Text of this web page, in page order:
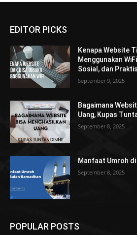
EDITOR PICKS
Kenapa Website
Menggunakan
Sosial, dan Praktis
September 9, 2025
Bagaimana
Uang, Kupas
September 8, 2025
Manfaat Umroh
September 8, 2025
POPULAR POSTS